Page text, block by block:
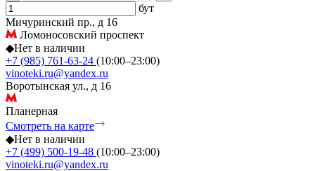
бут
Мичуринский пр., д 16
Ломоносовский проспект
◆Нет в наличии
+7 (985) 761-63-24 (10:00–23:00)
vinoteki.ru@yandex.ru
Воротынская ул., д 16
Планерная
Смотреть на карте
◆Нет в наличии
+7 (499) 500-19-48 (10:00–23:00)
vinoteki.ru@yandex.ru